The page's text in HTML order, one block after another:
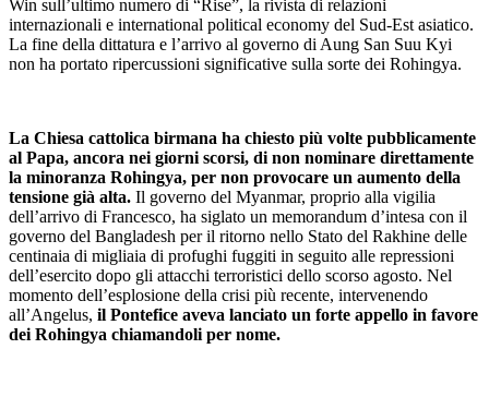
Win sull’ultimo numero di “Rise”, la rivista di relazioni
internazionali e international political economy del Sud-Est asiatico.
La fine della dittatura e l’arrivo al governo di Aung San Suu Kyi
non ha portato ripercussioni significative sulla sorte dei Rohingya.
La Chiesa cattolica birmana ha chiesto più volte pubblicamente
al Papa, ancora nei giorni scorsi, di non nominare direttamente
la minoranza Rohingya, per non provocare un aumento della
tensione già alta. Il governo del Myanmar, proprio alla vigilia
dell’arrivo di Francesco, ha siglato un memorandum d’intesa con il
governo del Bangladesh per il ritorno nello Stato del Rakhine delle
centinaia di migliaia di profughi fuggiti in seguito alle repressioni
dell’esercito dopo gli attacchi terroristici dello scorso agosto. Nel
momento dell’esplosione della crisi più recente, intervenendo
all’Angelus, il Pontefice aveva lanciato un forte appello in favore
dei Rohingya chiamandoli per nome.